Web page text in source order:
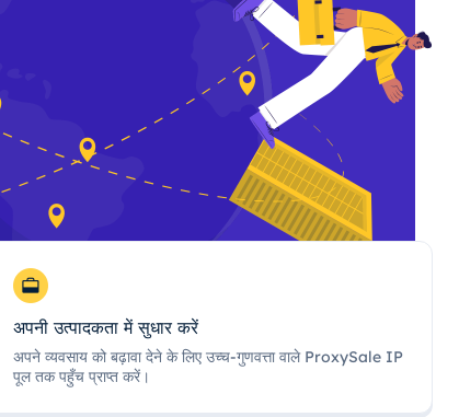
अपनी उत्पादकता में सुधार करें
अपने व्यवसाय को बढ़ावा देने के लिए उच्च-गुणवत्ता वाले ProxySale IP
पूल तक पहुँच प्राप्त करें।